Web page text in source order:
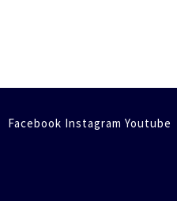
Facebook Instagram Youtube